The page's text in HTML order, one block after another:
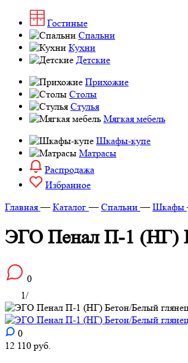
Гостиные
Спальни
Кухни
Детские
Прихожие
Столы
Стулья
Мягкая мебель
Шкафы-купе
Матрасы
Распродажа
Избранное
Главная —Каталог —Спальни —Шкафы
ЭГО Пенал П-1 (НГ)
0
1/
0
12 110 руб.